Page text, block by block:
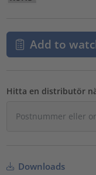
Add to
Hitta en distributör
Downloads